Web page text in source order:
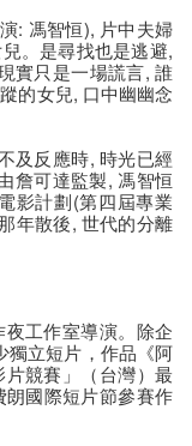
: 馮智恒), 片中夫婦
。是尋找也是逃避,
實只是一場謊言, 誰
的女兒, 口中幽幽念
及反應時, 時光已經
詹可達監製, 馮智恒
影計劃(第四屆專業
年散後, 世代的分離
工作室導演。除企
獨立短片，作品《阿
競賽」（台灣）最
國際短片節參賽作